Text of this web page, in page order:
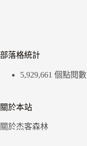
部落格統計
5,929,661 個點閱數
關於本站
關於杰客森林